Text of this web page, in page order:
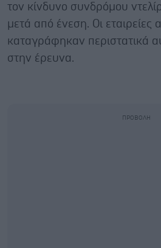
τον κίνδυνο συνδρόμου
μετά από ένεση. Οι εταιρείες
καταγράφηκαν περιστατικά
στην έρευνα.